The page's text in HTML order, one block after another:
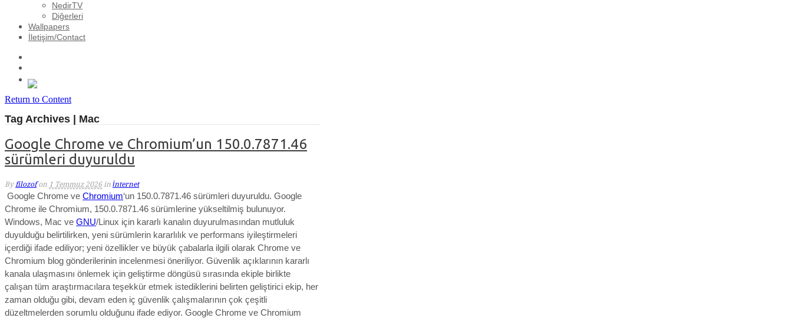
NedirTV
Diğerleri
Wallpapers
İletişim/Contact
Return to Content
Tag Archives | Mac
Google Chrome ve Chromium’un 150.0.7871.46
sürümleri duyuruldu
By filozof on 1 Temmuz 2026 in İnternet
Google Chrome ve Chromium‘un 150.0.7871.46 sürümleri duyuruldu. Google
Chrome ile Chromium, 150.0.7871.46 sürümlerine yükseltilmiş bulunuyor.
Windows, Mac ve GNU/Linux için kararlı kanalın duyurulmasından mutluluk
duyulduğu belirtilirken, yeni sürümlerin kararlılık ve performans iyileştirmeleri
içerdiği ifade ediliyor; yeni özellikler ve büyük çabalarla ilgili olarak Chrome ve
Chromium blog gönderilerinin incelenmesi öneriliyor. Güvenlik açıklarının kararlı
kanala ulaşmasını önlemek için geliştirme döngüsü sırasında ekiple birlikte
çalışan tüm araştırmacılara teşekkür etmek istediklerini belirten geliştirici ekip, her
zaman olduğu gibi, devam eden iç güvenlik çalışmalarının çok çeşitli
düzeltmelerden sorumlu olduğunu ifade ediyor. Google Chrome ve Chromium